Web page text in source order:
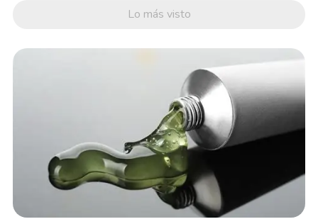
Lo más visto